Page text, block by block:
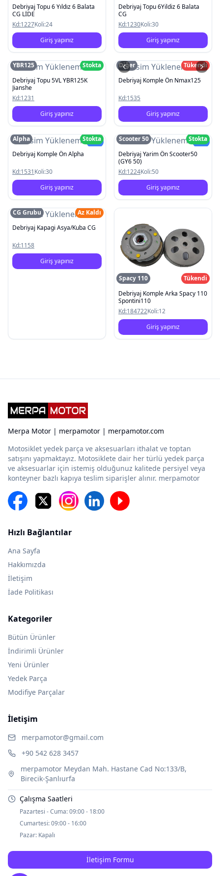
Debriyaj Topu 6 Yıldız 6 Balata
CG LİDE
Kd:1227Koli:24
Giriş yapınız
Debriyaj Topu 6Yildiz 6 Balata
CG
Kd:1230Koli:30
Giriş yapınız
Resim Yüklenemedi
YBR125
Stokta
Debriyaj Topu 5VL YBR125K
Jianshe
Kd:1231
Giriş yapınız
Resim Yüklenemedi
Diğer
Tükendi
Debriyaj Komple Ön Nmax125
Kd:1535
Giriş yapınız
Resim YüklenemediYeni
Alpha
Stokta
Debriyaj Komple Ön Alpha
Kd:1531Koli:30
Giriş yapınız
Resim YüklenemediYeni
Scooter 50
Stokta
Debriyaj Yarim Ön Scooter50
(GY6 50)
Kd:1224Koli:50
Giriş yapınız
Resim Yüklenemedi
CG Grubu
Az Kaldı
Debriyaj Kapagi Asya/Kuba CG
Kd:1158
Giriş yapınız
Spacy 110
Tükendi
Debriyaj Komple Arka Spacy 110
Spontini110
Kd:184722Koli:12
Giriş yapınız
Merpa Motor | merpamotor | merpamotor.com
Motosiklet yedek parça ve aksesuarları ithalat ve toptan
satışını yapmaktayız. Motosiklete dair her türlü yedek parça
ve aksesuarlar için istemiş olduğunuz kalitede persiyel veya
konteyner bazlı kapıya teslim siparişler alınır. merpamotor
Hızlı Bağlantılar
Ana Sayfa
Hakkımızda
İletişim
İade Politikası
Kategoriler
Bütün Ürünler
İndirimli Ürünler
Yeni Ürünler
Yedek Parça
Modifiye Parçalar
İletişim
merpamotor@gmail.com
+90 542 628 3457
merpamotor Meydan Mah. Hastane Cad No:133/B,
Birecik-Şanlıurfa
Çalışma Saatleri
Pazartesi - Cuma:09:00 - 18:00
Cumartesi:09:00 - 16:00
Pazar: Kapalı
İletişim Formu